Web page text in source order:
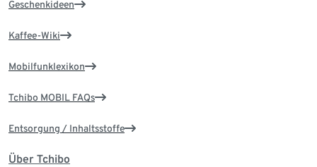
Geschenkideen
Kaffee-Wiki
Mobilfunklexikon
Tchibo MOBIL FAQs
Entsorgung / Inhaltsstoffe
Über Tchibo